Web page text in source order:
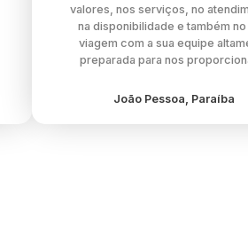
valores, nos serviços, no
na disponibilidade e também
viagem com a sua equipe
preparada para nos
João Pessoa, Paraíba